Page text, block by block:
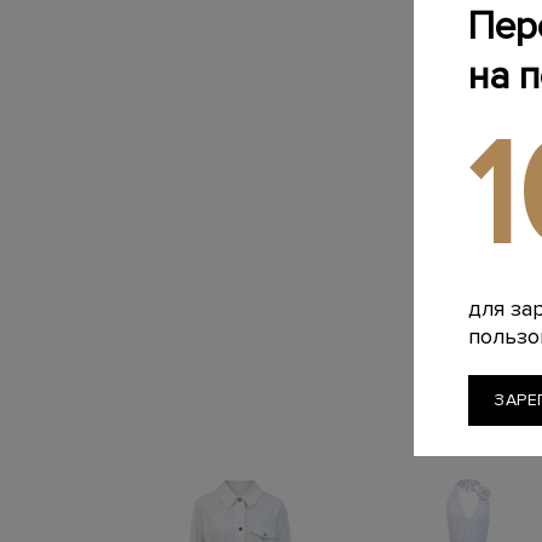
на
для